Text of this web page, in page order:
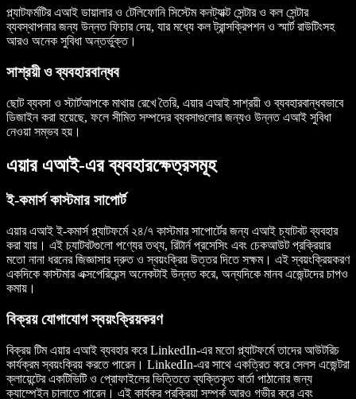
প্ল্যাটফর্মটির এআই ডায়ালার ও টেলিফোনি সিস্টেম কনট্যাক্ট সেন্টার ও কল সেন্টার
ব্যবস্থাপনার জন্য উন্নত ফিচার দেয়, যার মধ্যে কল ট্রান্সক্রিপশন ও স্মার্ট রাউটিংসহ
আরও অনেক সুবিধা অন্তর্ভুক্ত।
সাশ্রয়ী ও ব্যবহারবান্ধব
ছোট ব্যবসা ও স্টার্টআপকে মাথায় রেখে তৈরি, এয়ার এআই সাশ্রয়ী ও ব্যবহারবান্ধবভাবে
ডিজাইন করা হয়েছে, ফলে সীমিত সম্পদের ব্যবসাগুলোর জন্যও উন্নত এআই সুবিধা
নেওয়া সম্ভব হয়।
এয়ার এআই-এর ব্যবহারক্ষেত্রসমূহ
ই-কমার্স কাস্টমার সাপোর্ট
এয়ার এআই ই-কমার্স প্ল্যাটফর্মে ২৪/৭ কাস্টমার সাপোর্টের জন্য এআই চ্যাটবট ব্যবহার
করা যায়। এই চ্যাটবটগুলো পণ্যের তথ্য, রিটার্ন প্রসেসিং এবং চেকআউট প্রক্রিয়ার
মতো নানা ধরনের জিজ্ঞাসার দ্রুত ও স্বয়ংক্রিয় উত্তর দিতে সক্ষম। এই স্বয়ংক্রিয়করণ
একদিকে কাস্টমার এক্সপেরিয়েন্স অনেকটাই উন্নত করে, অন্যদিকে মানব এজেন্টদের চাপও
কমায়।
বিক্রয় যোগাযোগ স্বয়ংক্রিয়করণ
বিক্রয় টিম এয়ার এআই ব্যবহার করে LinkedIn-এর মতো প্ল্যাটফর্মে তাদের আউটরিচ
কার্যক্রম স্বয়ংক্রিয় করতে পারেন। LinkedIn-এর সাথে একত্রিত করে সেলস এজেন্টরা
ক্লায়েন্টের একটিভিটি ও প্রোফাইলের ভিত্তিতে ব্যক্তিকৃত বার্তা পাঠানোর জন্য
ক্যাম্পেইন চালাতে পারেন। এই কার্যকর প্রক্রিয়া সম্পর্ক আরও গভীর করে এবং